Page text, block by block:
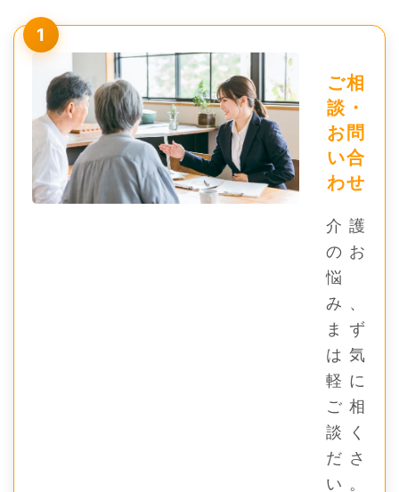
1
ご相
談・
お問
い合
わせ
介護
のお
悩
み、
まず
は気
軽に
ご相
談く
ださ
い。